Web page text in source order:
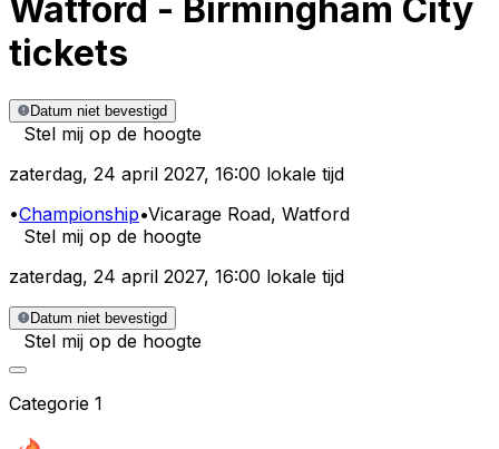
Watford - Birmingham City
tickets
Datum niet bevestigd
Stel mij op de hoogte
zaterdag, 24 april 2027, 16:00 lokale tijd
•Championship•Vicarage Road, Watford
Stel mij op de hoogte
zaterdag, 24 april 2027, 16:00 lokale tijd
Datum niet bevestigd
Stel mij op de hoogte
Categorie 1